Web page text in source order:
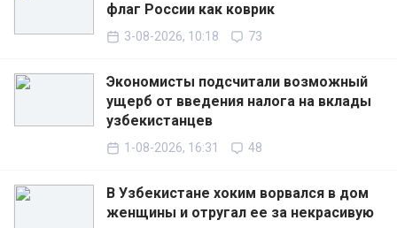
флаг России как коврик
3-08-2026, 10:18 73
Экономисты подсчитали возможный
ущерб от введения налога на вклады
узбекистанцев
1-08-2026, 16:31 48
В Узбекистане хоким ворвался в дом
женщины и отругал ее за некрасивую